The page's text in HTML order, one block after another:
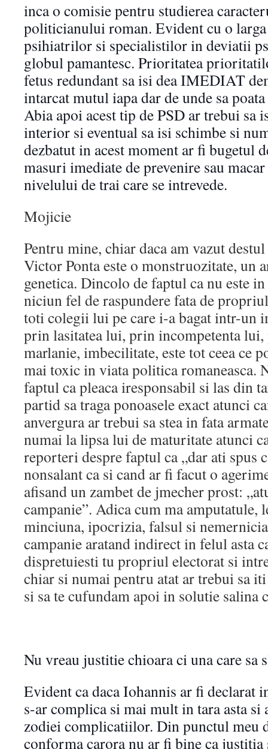
inca o comisie pentru studierea
politicianului roman. Evident cu o
psihiatrilor si specialistilor in deviatii
globul pamantesc. Prioritatea
fetus redundant sa isi dea IMEDIAT
intarcat mutul iapa dar de unde sa
Abia apoi acest tip de PSD ar trebui sa
interior si eventual sa isi schimbe si
dezbatut in acest moment ar fi bugetul
masuri imediate de prevenire sau
nivelului de trai care se intrevede.
Mojicie
Pentru mine, chiar daca am vazut
Victor Ponta este o monstruozitate, un
genetica. Dincolo de faptul ca nu este
niciun fel de raspundere fata de
toti colegii lui pe care i-a bagat intr-un
prin lasitatea lui, prin incompetenta
marlanie, imbecilitate, este tot ceea ce
mai toxic in viata politica romaneasca.
faptul ca pleaca iresponsabil si las din
partid sa traga ponoasele exact atunci
anvergura ar trebui sa stea in fata
numai la lipsa lui de maturitate atunci
reporteri despre faptul ca „dar ati spus
nonsalant ca si cand ar fi facut o
afisand un zambet de jmecher prost:
campanie”. Adica cum ma
minciuna, ipocrizia, falsul si
campanie aratand indirect in felul asta
dispretuiesti tu propriul electorat si
chiar si numai pentru atat ar trebui sa
si sa te cufundam apoi in solutie salina
Nu vreau justitie chioara ci una care sa
Evident ca daca Iohannis ar fi
s-ar complica si mai mult in tara asta si
zodiei complicatiilor. Din punctul meu
conforma carora nu ar fi bine ca justitia